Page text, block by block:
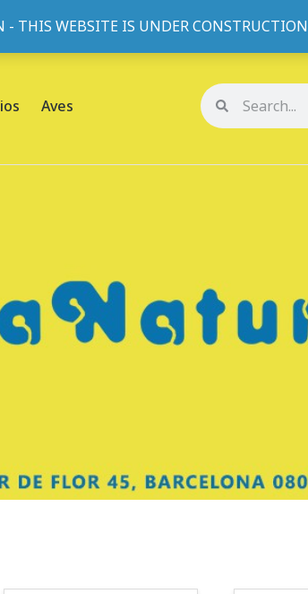
- THIS WEBSITE IS UNDER CONSTRUCTION
Mi cuenta Mis pedidos
Aves